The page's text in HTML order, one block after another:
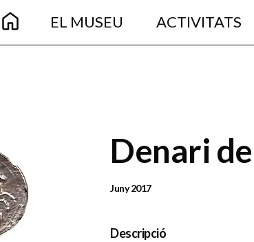
EL MUSEU ACTIVITATS
Denari
Data Publicació
Juny 2017
Descripció